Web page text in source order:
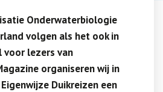
Onderwaterbiologie
volgen als het ook in
voor lezers van
organiseren wij in
Duikreizen een